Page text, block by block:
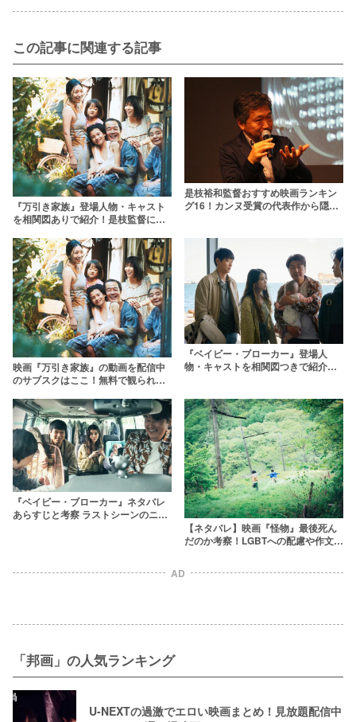
この記事に関連する記事
『万引き家族』登場人物・キャスト
を相関図ありで紹介！是枝監督に応
是枝裕和監督おすすめ映画ランキン
グ16！カンヌ受賞の代表作から隠れ
映画『万引き家族』の動画を配信中
のサブスクはここ！無料で観られ
『ベイビー・ブローカー』登場人
物・キャストを相関図つきで紹介！
『ベイビー・ブローカー』ネタバレ
あらすじと考察 ラストシーンのニュ
【ネタバレ】映画『怪物』最後死ん
だのか考察！LGBTへの配慮や作文に
AD
「邦画」の人気ランキング
U-NEXTの過激でエロい映画まとめ！見放題配信中